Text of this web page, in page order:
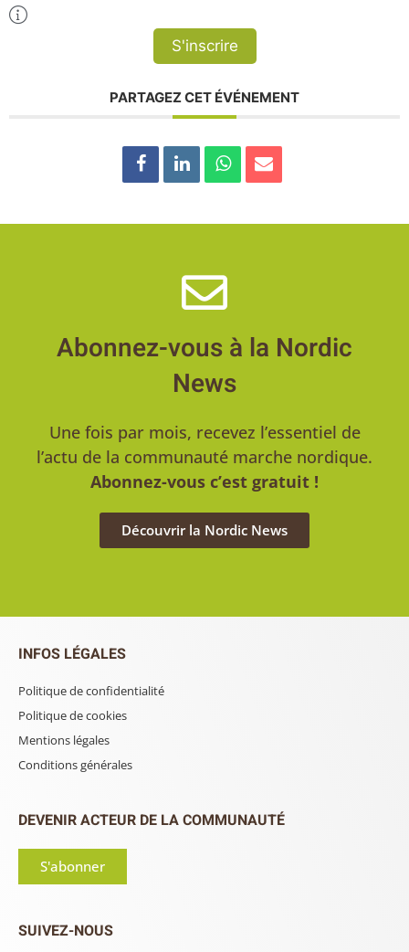
S'inscrire
PARTAGEZ CET ÉVÉNEMENT
Abonnez-vous à la Nordic
News
Une fois par mois, recevez l’essentiel de
l’actu de la communauté marche nordique.
Abonnez-vous c’est gratuit !
Découvrir la Nordic News
INFOS LÉGALES
Politique de confidentialité
Politique de cookies
Mentions légales
Conditions générales
DEVENIR ACTEUR DE LA COMMUNAUTÉ
S'abonner
SUIVEZ-NOUS